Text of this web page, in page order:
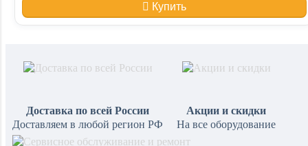
Купить
Доставка по всей России
Доставляем в любой регион РФ
Акции и скидки
На все оборудование